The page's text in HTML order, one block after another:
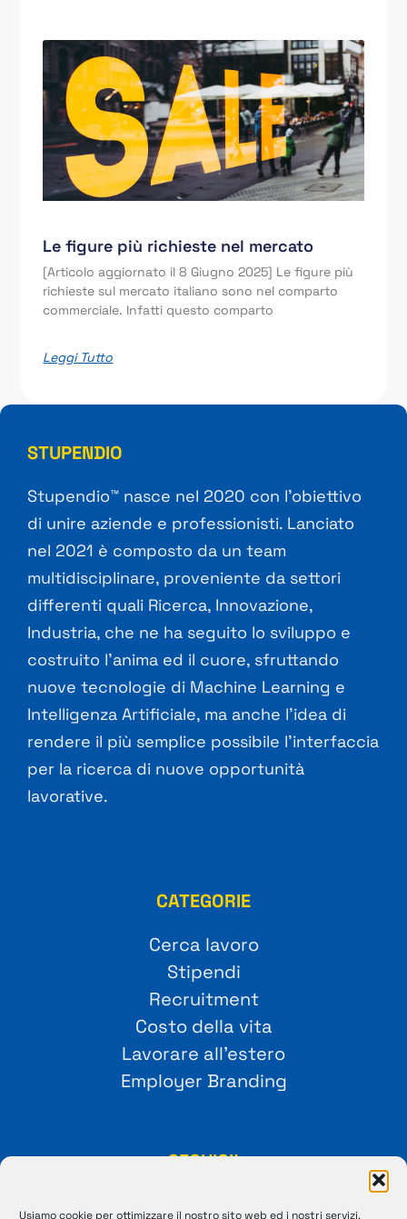
Usiamo cookie per ottimizzare il nostro sito web ed i nostri servizi.
Le figure più richieste nel mercato
[Articolo aggiornato il 8 Giugno 2025] Le figure più
richieste sul mercato italiano sono nel comparto
commerciale. Infatti questo comparto
Leggi Tutto
STUPENDIO
Stupendio™ nasce nel 2020 con l’obiettivo
di unire aziende e professionisti. Lanciato
nel 2021 è composto da un team
multidisciplinare, proveniente da settori
differenti quali Ricerca, Innovazione,
Industria, che ne ha seguito lo sviluppo e
costruito l’anima ed il cuore, sfruttando
nuove tecnologie di Machine Learning e
Intelligenza Artificiale, ma anche l’idea di
rendere il più semplice possibile l’interfaccia
per la ricerca di nuove opportunità
lavorative.
CATEGORIE
Cerca lavoro
Stipendi
Recruitment
Costo della vita
Lavorare all’estero
Employer Branding
SEGUICI!